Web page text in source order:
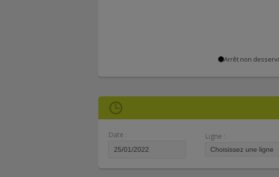
Arrêt non desservi
Date : Ligne :